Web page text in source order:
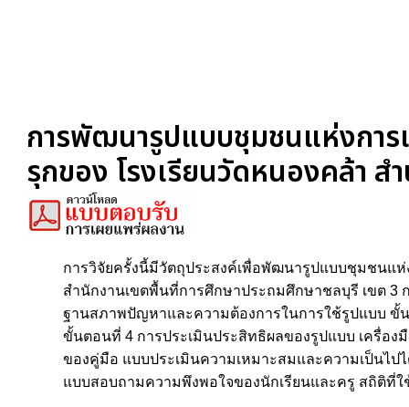
การพัฒนารูปแบบชุมชนแห่งการ
รุกของ โรงเรียนวัดหนองคล้า
การวิจัยครั้งนี้มีวัตถุประสงค์เพื่อพัฒนารูปแบบชุมชนแห่
สำนักงานเขตพื้นที่การศึกษาประถมศึกษาชลบุรี เขต
ฐานสภาพปัญหาและความต้องการในการใช้รูปแบบ
ขั้นตอนที่ 4 การประเมินประสิทธิผลของรูปแบบ เครื่อ
ของคู่มือ แบบประเมินความเหมาะสมและความเป็นไป
แบบสอบถามความพึงพอใจของนักเรียนและครู สถิติที่ใ